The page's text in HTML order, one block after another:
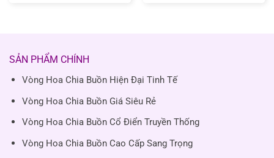
SẢN PHẨM CHÍNH
Vòng Hoa Chia Buồn Hiện Đại Tinh Tế
Vòng Hoa Chia Buồn Giá Siêu Rẻ
Vòng Hoa Chia Buồn Cổ Điển Truyền Thống
Vòng Hoa Chia Buồn Cao Cấp Sang Trọng